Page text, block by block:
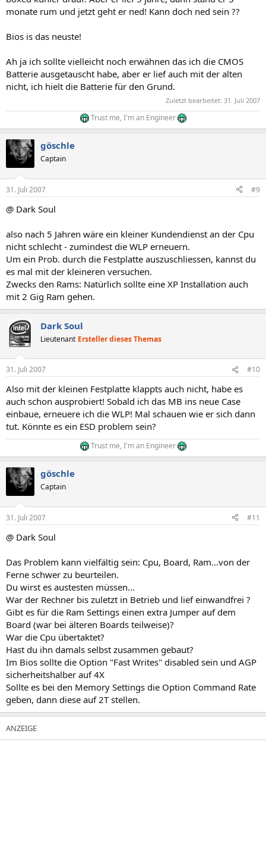
monate rum und jetzt geht er ned! Kann doch ned sein ??
Bios is das neuste!
Ah ja ich sollte vielleicht noch erwähnen das ich die CMOS
Batterie ausgetauscht habe, aber er lief auch mit der alten
nicht, ich hielt die Batterie für den Grund.
Zuletzt bearbeitet: 31. Juli 2007
Trust me, I'm an Engineer
göschle
Captain
31. Juli 2007 #9
@ Dark Soul
also nach 5 Jahren wäre ein kleiner Kundendienst an der Cpu
nicht schlecht - zumindest die WLP erneuern.
Um ein Prob. durch die Festplatte auszuschliessen, kannst du
es mal mit der kleineren versuchen.
Zwecks den Rams: Natürlich sollte eine XP Installation auch
mit 2 Gig Ram gehen.
Dark Soul
Lieutenant Ersteller dieses Themas
31. Juli 2007 #10
Also mit der kleinen Festplatte klappts auch nicht, habe es
auch schon ausprobiert! Sobald ich das MB ins neue Case
einbaue, erneuere ich die WLP! Mal schauen wie er sich dann
tut. Könnte es ein ESD problem sein?
Trust me, I'm an Engineer
göschle
Captain
31. Juli 2007 #11
@ Dark Soul
Das Problem kann vielfältig sein: Cpu, Board, Ram...von der
Ferne schwer zu beurteilen.
Du wirst es austesten müssen...
War der Rechner bis zuletzt in Betrieb und lief einwandfrei ?
Gibt es für die Ram Settings einen extra Jumper auf dem
Board (war bei älteren Boards teilweise)?
War die Cpu übertaktet?
Hast du ihn damals selbst zusammen gebaut?
Im Bios sollte die Option "Fast Writes" disabled sein und AGP
sicherheitshalber auf 4X
Sollte es bei den Memory Settings die Option Command Rate
geben, dann diese auf 2T stellen.